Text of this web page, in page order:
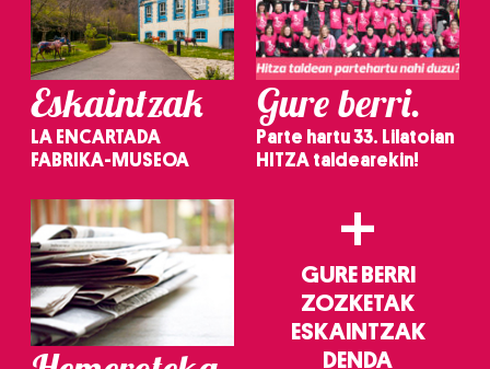
Eskaintzak
LA ENCARTADA
FABRIKA-MUSEOA
Gure berri.
Parte hartu 33. Lilatoian
HITZA taldearekin!
+
GURE BERRI
ZOZKETAK
ESKAINTZAK
DENDA